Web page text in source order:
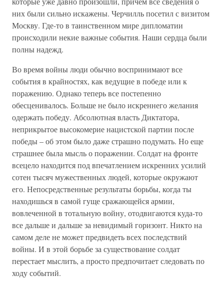
них были сильно искажены. Черчилль посетил с визитом
Москву. Где-то в таинственном мире дипломатии
происходили некие важные события. Наши сердца были
полны надежд.
Во время войны люди обычно воспринимают все
события в крайностях, как ведущие в победе или к
поражению. Однако теперь все постепенно
обесценивалось. Больше не было искреннего желания
одержать победу. Абсолютная власть Диктатора,
неприкрытое высокомерие нацистской партии после
победы – об этом было даже страшно подумать. Но еще
страшнее была мысль о поражении. Солдат на фронте
всецело находится под впечатлением искренних усилий
сотен тысяч мужественных людей, которые окружают
его. Непосредственные результаты борьбы, когда ты
находишься в самой гуще сражающейся армии,
вовлеченной в тотальную войну, отодвигаются куда-то
все дальше и дальше за невидимый горизонт. Никто на
самом деле не может предвидеть всех последствий
войны. И в этой борьбе за существование солдат
перестает мыслить, а просто предпочитает следовать по
ходу событий.